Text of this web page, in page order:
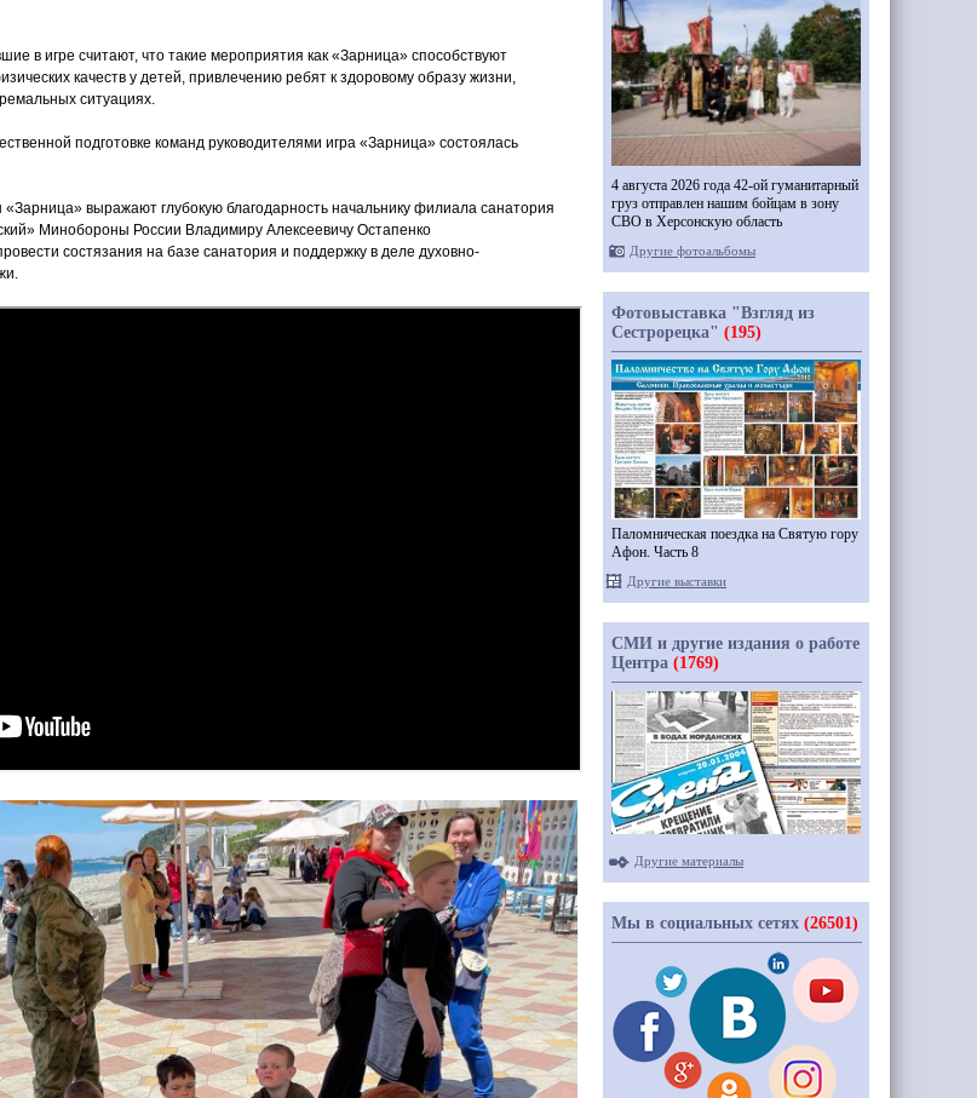
в игре считают, что такие мероприятия как «Зарница» способствуют
качеств у детей, привлечению ребят к здоровому образу жизни,
ситуациях.
подготовке команд руководителями игра «Зарница» состоялась
«Зарница» выражают глубокую благодарность начальнику филиала санатория
» Минобороны России Владимиру Алексеевичу Остапенко
состязания на базе санатория и поддержку в деле духовно-
4 августа 2026 года 42-ой гуманитарный
груз отправлен нашим бойцам в зону
СВО в Херсонскую область
Другие фотоальбомы
Фотовыставка "Взгляд из
Сестрорецка" (195)
Паломническая поездка на Святую гору
Афон. Часть 8
Другие выставки
СМИ и другие издания о работе
Центра (1769)
Другие материалы
Мы в социальных сетях (26501)